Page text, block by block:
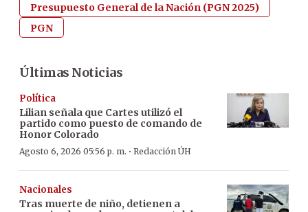
Presupuesto General de la Nación (PGN 2025)
PGN
Últimas Noticias
Política
Lilian señala que Cartes utilizó el
partido como puesto de comando de
Honor Colorado
Agosto 6, 2026 05:56 p. m. · Redacción ÚH
Nacionales
Tras muerte de niño, detienen a